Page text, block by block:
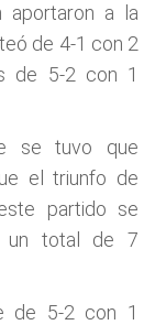
aportaron a la
de 4-1 con 2
de 5-2 con 1
se tuvo que
el triunfo de
partido se
un total de 7
de 5-2 con 1